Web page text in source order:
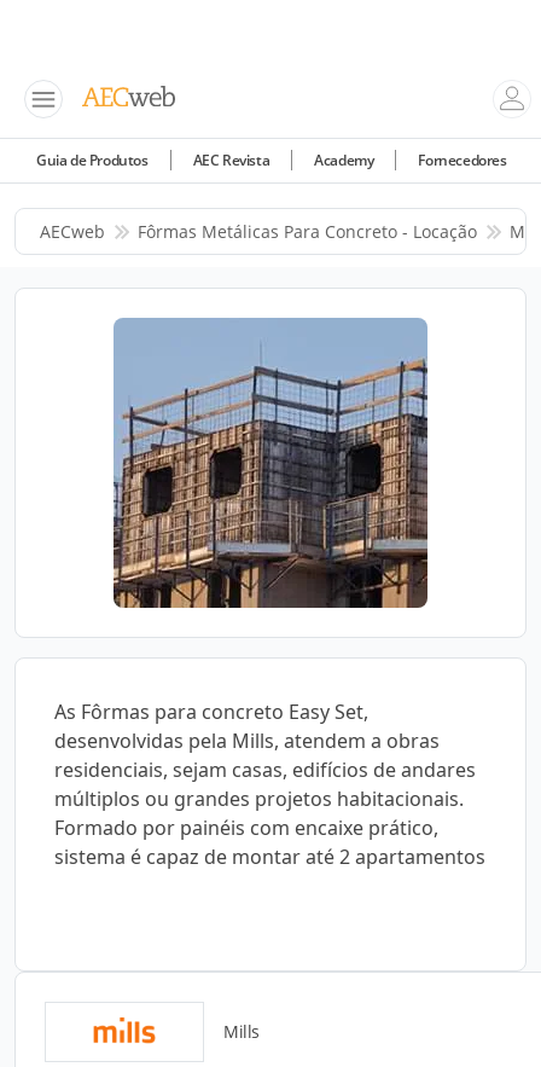
Guia de Produtos AEC Revista Academy Fornecedores
AECweb Fôrmas Metálicas Para Concreto - Locação
As Fôrmas para concreto Easy Set,
desenvolvidas pela Mills, atendem a obras
residenciais, sejam casas, edifícios de andares
múltiplos ou grandes projetos habitacionais.
Formado por painéis com encaixe prático,
sistema é capaz de montar até 2 apartamentos
Mills
Catálogos para Download